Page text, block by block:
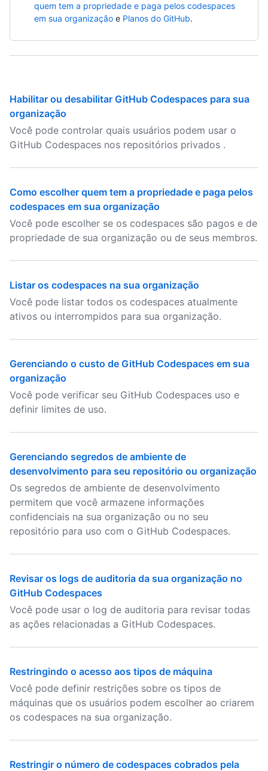
quem tem a propriedade e paga pelos codespaces
em sua organização e Planos do GitHub.
Habilitar ou desabilitar GitHub Codespaces para sua
organização
Você pode controlar quais usuários podem usar o
GitHub Codespaces nos repositórios privados .
Como escolher quem tem a propriedade e paga pelos
codespaces em sua organização
Você pode escolher se os codespaces são pagos e de
propriedade de sua organização ou de seus membros.
Listar os codespaces na sua organização
Você pode listar todos os codespaces atualmente
ativos ou interrompidos para sua organização.
Gerenciando o custo de GitHub Codespaces em sua
organização
Você pode verificar seu GitHub Codespaces uso e
definir limites de uso.
Gerenciando segredos de ambiente de
desenvolvimento para seu repositório ou organização
Os segredos de ambiente de desenvolvimento
permitem que você armazene informações
confidenciais na sua organização ou no seu
repositório para uso com o GitHub Codespaces.
Revisar os logs de auditoria da sua organização no
GitHub Codespaces
Você pode usar o log de auditoria para revisar todas
as ações relacionadas a GitHub Codespaces.
Restringindo o acesso aos tipos de máquina
Você pode definir restrições sobre os tipos de
máquinas que os usuários podem escolher ao criarem
os codespaces na sua organização.
Restringir o número de codespaces cobrados pela